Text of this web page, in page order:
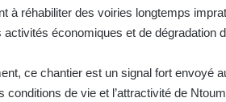
à réhabiliter des voiries longtemps
activités économiques et de dégradation
ce chantier est un signal fort envoyé
conditions de vie et l’attractivité de